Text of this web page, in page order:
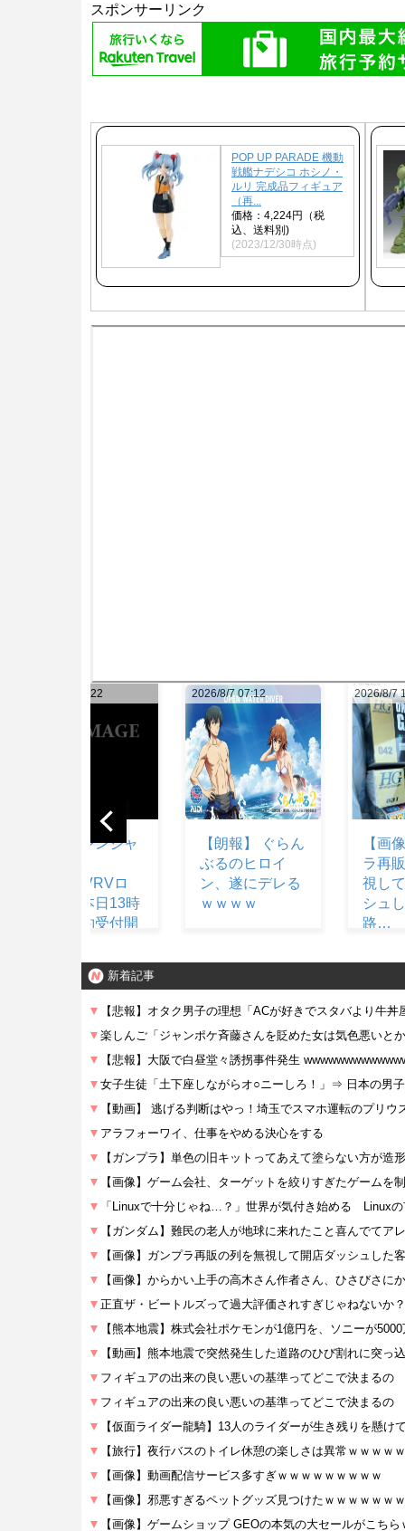
スポンサーリンク
POP UP PARADE 機動
戦艦ナデシコ ホシノ・
ルリ 完成品フィギュア
（再...
価格：4,224円（税
込、送料別)
(2023/12/30時点)
2026/8/7 15:22
【画像】 ガンプ
ラ再販の列を無
視して開店ダッ
シュした客の末
2026/8/7
【ガ
販】
ライ
ムガ
アク
予約
2026/8/7 07:12
【朗報】 ぐらん
ン、遂にデレる
ｗｗｗｗ
新着記事